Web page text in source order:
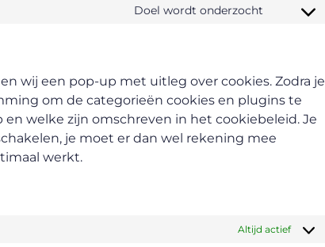
Doel wordt onderzocht
wij een pop-up met uitleg over cookies. Zodra je
om de categorieën cookies en plugins te
welke zijn omschreven in het cookiebeleid. Je
je moet er dan wel rekening mee
werkt.
Altijd actief